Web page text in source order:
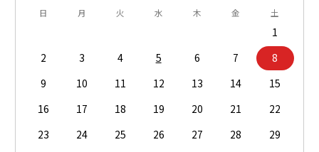
日 月 火 水 木 金 土
1
2
3 4 5 6 7
8
9
10 11 12 13 14
15
16
17 18 19 20 21
22
23
24 25 26 27 28
29